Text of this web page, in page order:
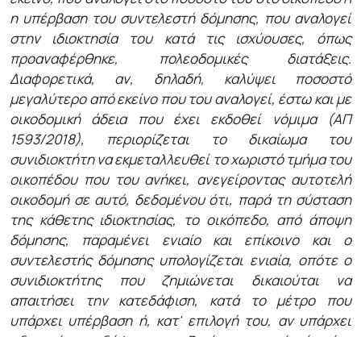
η υπέρβαση του συντελεστή δόμησης, που αναλογεί
στην ιδιοκτησία του κατά τις ισχύουσες, όπως
προαναφέρθηκε, πολεοδομικές διατάξεις.
Διαφορετικά, αν, δηλαδή, καλύψει ποσοστό
μεγαλύτερο από εκείνο που του αναλογεί, έστω και με
οικοδομική άδεια που έχει εκδοθεί νόμιμα (ΑΠ
1593/2018), περιορίζεται το δικαίωμα του
συνιδιοκτήτη να εκμεταλλευθεί το χωριστό τμήμα του
οικοπέδου που του ανήκει, ανεγείροντας αυτοτελή
οικοδομή σε αυτό, δεδομένου ότι, παρά τη σύσταση
της κάθετης ιδιοκτησίας, το οικόπεδο, από άποψη
δόμησης, παραμένει ενιαίο και επίκοινο και ο
συντελεστής δόμησης υπολογίζεται ενιαία, οπότε ο
συνιδιοκτήτης που ζημιώνεται δικαιούται να
απαιτήσει την κατεδάφιση, κατά το μέτρο που
υπάρχει υπέρβαση ή, κατ' επιλογή του, αν υπάρχει